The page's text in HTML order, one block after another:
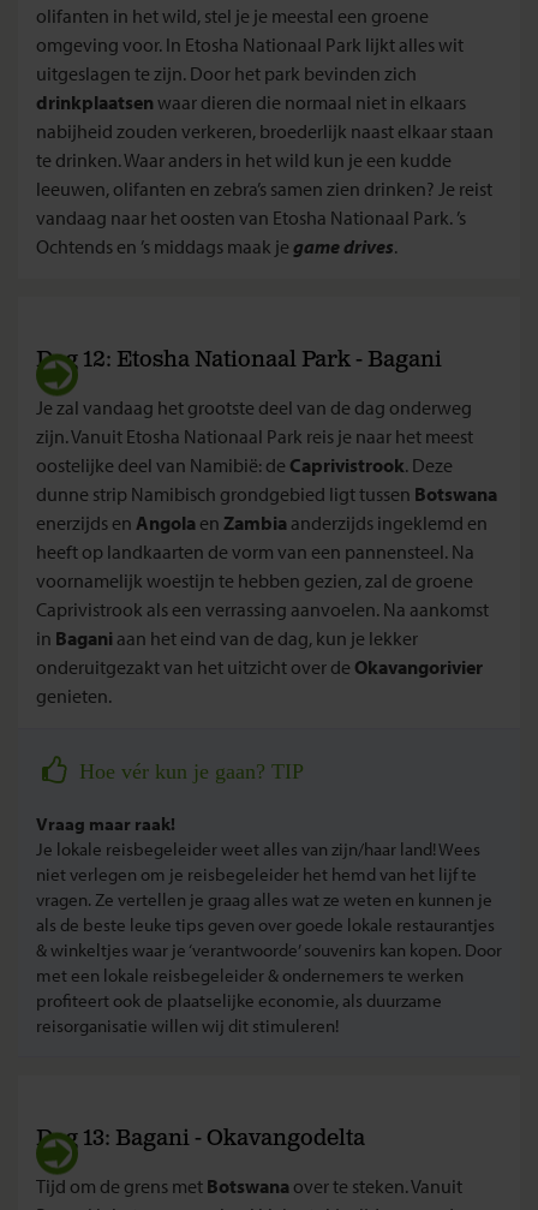
olifanten in het wild, stel je je meestal een groene
omgeving voor. In Etosha Nationaal Park lijkt alles wit
uitgeslagen te zijn. Door het park bevinden zich
drinkplaatsen waar dieren die normaal niet in elkaars
nabijheid zouden verkeren, broederlijk naast elkaar staan
te drinken. Waar anders in het wild kun je een kudde
leeuwen, olifanten en zebra’s samen zien drinken? Je reist
vandaag naar het oosten van Etosha Nationaal Park. ’s
Ochtends en ’s middags maak je game drives.
Dag 12: Etosha Nationaal Park - Bagani
Je zal vandaag het grootste deel van de dag onderweg
zijn. Vanuit Etosha Nationaal Park reis je naar het meest
oostelijke deel van Namibië: de Caprivistrook. Deze
dunne strip Namibisch grondgebied ligt tussen Botswana
enerzijds en Angola en Zambia anderzijds ingeklemd en
heeft op landkaarten de vorm van een pannensteel. Na
voornamelijk woestijn te hebben gezien, zal de groene
Caprivistrook als een verrassing aanvoelen. Na aankomst
in Bagani aan het eind van de dag, kun je lekker
onderuitgezakt van het uitzicht over de Okavangorivier
genieten.
Hoe vér kun je gaan? TIP
Vraag maar raak!
Je lokale reisbegeleider weet alles van zijn/haar land! Wees
niet verlegen om je reisbegeleider het hemd van het lijf te
vragen. Ze vertellen je graag alles wat ze weten en kunnen je
als de beste leuke tips geven over goede lokale restaurantjes
& winkeltjes waar je ‘verantwoorde’ souvenirs kan kopen. Door
met een lokale reisbegeleider & ondernemers te werken
profiteert ook de plaatselijke economie, als duurzame
reisorganisatie willen wij dit stimuleren!
Dag 13: Bagani - Okavangodelta
Tijd om de grens met Botswana over te steken. Vanuit